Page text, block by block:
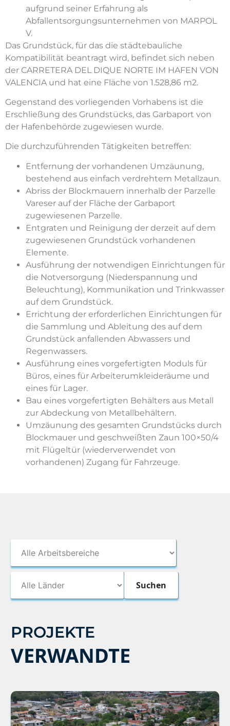
aufgrund seiner Erfahrung als
Abfallentsorgungsunternehmen von MARPOL
V.
Das Grundstück, für das die städtebauliche
Kompatibilität beantragt wird, befindet sich neben
der CARRETERA DEL DIQUE NORTE IM HAFEN VON
VALENCIA und hat eine Fläche von 1.528,86 m2.
Gegenstand des vorliegenden Vorhabens ist die
Erschließung des Grundstücks, das Garbaport von
der Hafenbehörde zugewiesen wurde.
Die durchzuführenden Tätigkeiten betreffen:
Entfernung der vorhandenen Umzäunung,
bestehend aus einfach verdrehtem Metallzaun.
Abriss der Blockmauern innerhalb der Parzelle
Vareser auf der Fläche der Garbaport
zugewiesenen Parzelle.
Entgraten und Reinigung der derzeit auf dem
zugewiesenen Grundstück vorhandenen
Elemente.
Ausführung der notwendigen Einrichtungen für
die Notversorgung (Niederspannung und
Beleuchtung), Kommunikation und Trinkwasser
auf dem Grundstück.
Errichtung der erforderlichen Einrichtungen für
die Sammlung und Ableitung des auf dem
Grundstück anfallenden Abwassers und
Regenwassers.
Ausführung eines vorgefertigten Moduls für
Büros, eines für Arbeiterumkleideräume und
eines für Lager.
Bau eines vorgefertigten Behälters aus Metall
zur Abdeckung von Metallbehältern.
Umzäunung des gesamten Grundstücks durch
Blockmauer und geschweißten Zaun 100×50/4
mit Flügeltür (wiederverwendet von
vorhandenen) Zugang für Fahrzeuge.
PROJEKTE
VERWANDTE